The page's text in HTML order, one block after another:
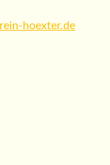
hoexter.de